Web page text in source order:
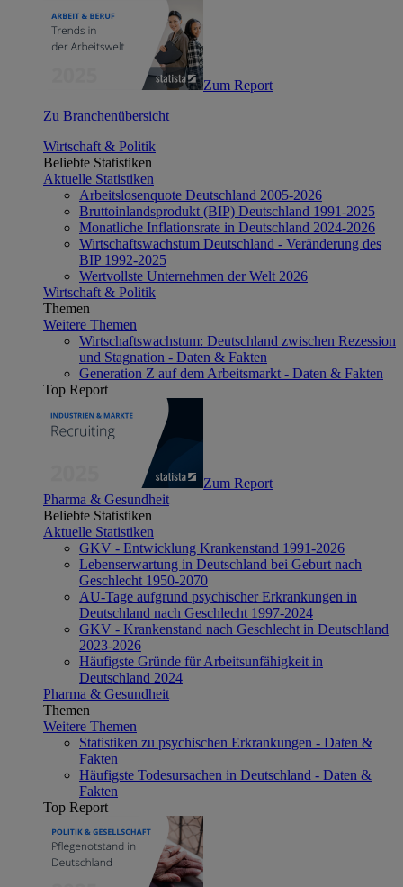
Zum Report
Zu Branchenübersicht
Wirtschaft & Politik
Beliebte Statistiken
Aktuelle Statistiken
Arbeitslosenquote Deutschland 2005-2026
Bruttoinlandsprodukt (BIP) Deutschland 1991-2025
Monatliche Inflationsrate in Deutschland 2024-2026
Wirtschaftswachstum Deutschland - Veränderung des
BIP 1992-2025
Wertvollste Unternehmen der Welt 2026
Wirtschaft & Politik
Themen
Weitere Themen
Wirtschaftswachstum: Deutschland zwischen Rezession
und Stagnation - Daten & Fakten
Generation Z auf dem Arbeitsmarkt - Daten & Fakten
Top Report
Zum Report
Pharma & Gesundheit
Beliebte Statistiken
Aktuelle Statistiken
GKV - Entwicklung Krankenstand 1991-2026
Lebenserwartung in Deutschland bei Geburt nach
Geschlecht 1950-2070
AU-Tage aufgrund psychischer Erkrankungen in
Deutschland nach Geschlecht 1997-2024
GKV - Krankenstand nach Geschlecht in Deutschland
2023-2026
Häufigste Gründe für Arbeitsunfähigkeit in
Deutschland 2024
Pharma & Gesundheit
Themen
Weitere Themen
Statistiken zu psychischen Erkrankungen - Daten &
Fakten
Häufigste Todesursachen in Deutschland - Daten &
Fakten
Top Report